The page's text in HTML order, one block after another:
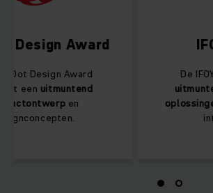
Red Dot Design Award
De Red Dot Design Award
bekroont een
productontwerp
designconcepten.